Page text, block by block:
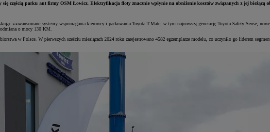
się częścią parku aut firmy OSM Łowicz. Elektryfikacja floty znacznie wpłynie na obniżenie kosztów związanych z jej bieżącą
zaawansowane systemy wspomagania kierowcy i parkowania Toyota T-Mate, w tym najnowszą generację Toyota Safety Sense,
o mocy 130 KM.
w Polsce. W pierwszych sześciu miesiącach 2024 roku zarejestrowano 4582 egzemplarze modelu, co uczyniło go liderem